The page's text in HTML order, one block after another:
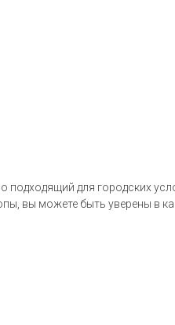
подходящий для городских
вы можете быть уверены в